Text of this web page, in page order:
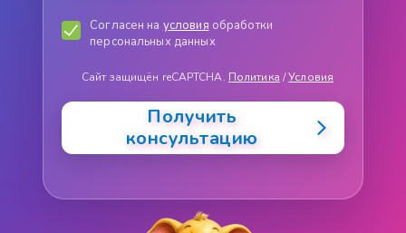
Согласен на условия обработки
персональных данных
Сайт защищён reCAPTCHA. Политика /Условия
Получить
консультацию